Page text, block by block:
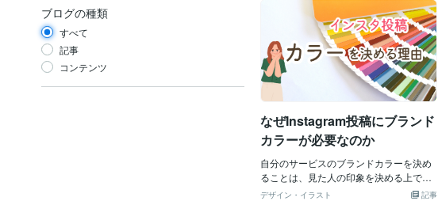
ブログの種類
すべて
記事
コンテンツ
ど、ストーリーズを経由して、ハイライ
トに入れておきます。オンライン講座な
どされている方は、・自己紹介・生徒さ
んの声・サービス内容・LINEプレゼン
ト・セミナーなど、自分のサービスに合
わせて作ります。+++++++++++++++閲
覧者は、ストーリーズと、ハイライトし
か見ない方もいます。メインのフィー
ド、リールを閲覧しない人も多くいるの
です。だからこそ、ハイライトを完成さ
せて置く必要があります。ぜひ、この導
線を構築してご自身のサービスを理解し
てもらえるようにハイライトの項目を決
めていきましょう。そして、このハイラ
なぜInstagram投稿にブランド
カラーが必要なのか
自分のサービスのブランドカラーを決め
ることは、見た人の印象を決める上で大
事なポイントです。インスタって、閲覧
記事
デザイン・イラスト